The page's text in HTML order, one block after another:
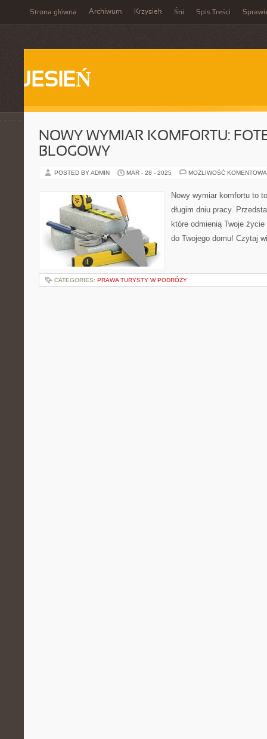
Strona główna Archiwum Krzysiek Śni Spis Treści
JESIEŃ
NOWY WYMIAR KOMFORTU:
BLOGOWY
POSTED BY ADMIN MAR - 28 - 2025 MOŻLIWOŚĆ
Nowy wymiar komfortu to
długim dniu pracy.
które odmienią Twoje
do Twojego domu! Czytaj
CATEGORIES: PRAWA TURYSTY W PODRÓŻY